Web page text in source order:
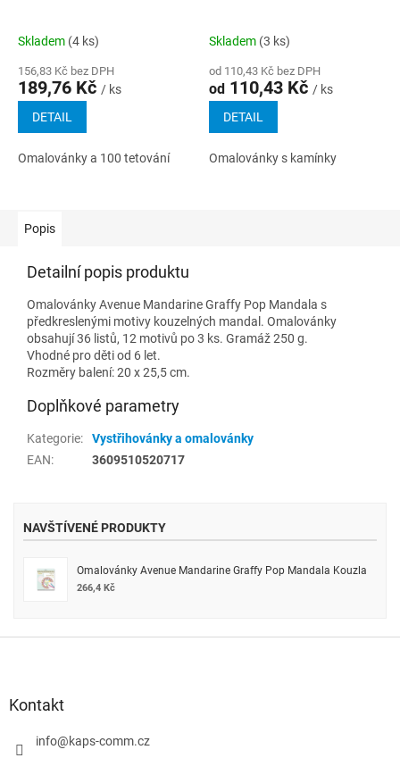
Skladem (4 ks)
156,83 Kč bez DPH
189,76 Kč / ks
DETAIL
Omalovánky a 100 tetování
Skladem (3 ks)
od 110,43 Kč bez DPH
od 110,43 Kč / ks
DETAIL
Omalovánky s kamínky
Popis
Detailní popis produktu
Omalovánky Avenue Mandarine Graffy Pop Mandala s
předkreslenými motivy kouzelných mandal. Omalovánky
obsahují 36 listů, 12 motivů po 3 ks. Gramáž 250 g.
Vhodné pro děti od 6 let.
Rozměry balení: 20 x 25,5 cm.
Doplňkové parametry
Kategorie:
Vystřihovánky a omalovánky
EAN: 3609510520717
NAVŠTÍVENÉ PRODUKTY
Omalovánky Avenue Mandarine Graffy Pop Mandala Kouzla
266,4 Kč
Kontakt
info@kaps-comm.cz